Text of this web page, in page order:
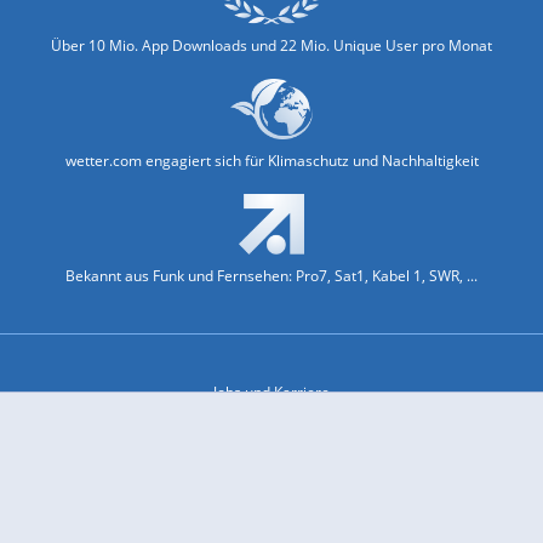
Über 10 Mio. App Downloads und 22 Mio. Unique User pro Monat
wetter.com engagiert sich für Klimaschutz und Nachhaltigkeit
Bekannt aus Funk und Fernsehen: Pro7, Sat1, Kabel 1, SWR, ...
Jobs und Karriere